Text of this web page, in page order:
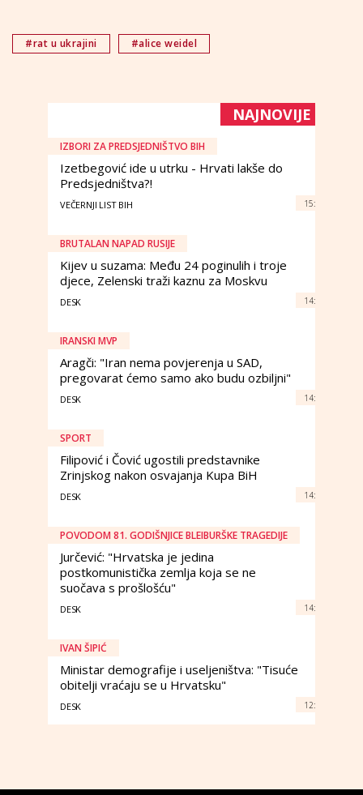
#rat u ukrajini #alice weidel
NAJNOVIJE
IZBORI ZA PREDSJEDNIŠTVO BIH
Izetbegović ide u utrku - Hrvati lakše do
Predsjedništva?!
VEČERNJI LIST BIH 15:
BRUTALAN NAPAD RUSIJE
Kijev u suzama: Među 24 poginulih i troje
djece, Zelenski traži kaznu za Moskvu
DESK 14:
IRANSKI MVP
Aragči: "Iran nema povjerenja u SAD,
pregovarat ćemo samo ako budu ozbiljni"
DESK 14:
SPORT
Filipović i Čović ugostili predstavnike
Zrinjskog nakon osvajanja Kupa BiH
DESK 14:
POVODOM 81. GODIŠNJICE BLEIBURŠKE TRAGEDIJE
Jurčević: "Hrvatska je jedina
postkomunistička zemlja koja se ne
suočava s prošlošću"
DESK 14:
IVAN ŠIPIĆ
Ministar demografije i useljeništva: "Tisuće
obitelji vraćaju se u Hrvatsku"
DESK 12: